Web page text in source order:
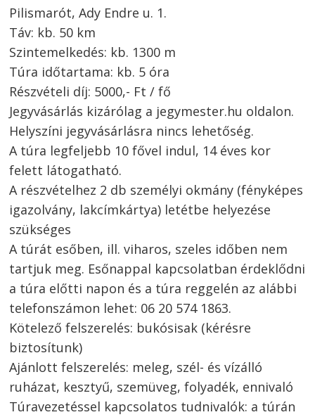
Pilismarót, Ady Endre u. 1.
Táv: kb. 50 km
Szintemelkedés: kb. 1300 m
Túra időtartama: kb. 5 óra
Részvételi díj: 5000,- Ft / fő
Jegyvásárlás kizárólag a jegymester.hu oldalon.
Helyszíni jegyvásárlásra nincs lehetőség.
A túra legfeljebb 10 fővel indul, 14 éves kor
felett látogatható.
A részvételhez 2 db személyi okmány (fényképes
igazolvány, lakcímkártya) letétbe helyezése
szükséges
A túrát esőben, ill. viharos, szeles időben nem
tartjuk meg. Esőnappal kapcsolatban érdeklődni
a túra előtti napon és a túra reggelén az alábbi
telefonszámon lehet: 06 20 574 1863.
Kötelező felszerelés: bukósisak (kérésre
biztosítunk)
Ajánlott felszerelés: meleg, szél- és vízálló
ruházat, kesztyű, szemüveg, folyadék, ennivaló
Túravezetéssel kapcsolatos tudnivalók: a túrán